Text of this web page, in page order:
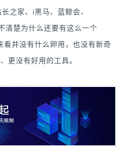
之家、i黑马、蓝鲸会、
清楚为什么还要有这么一个
并没有什么卵用，也没有新奇
更没有好用的工具。